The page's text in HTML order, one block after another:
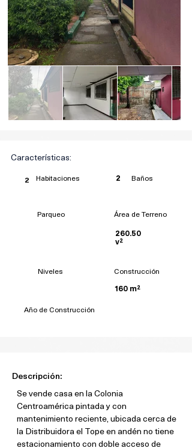
Características:
Habitaciones
2
Parqueo
Niveles
Baños
2
Área de Terreno
260.50
v²
Construcción
160 m²
Año de Construcción
Descripción:
Se vende casa en la Colonia
Centroamérica pintada y con
mantenimiento reciente, ubicada cerca de
la Distribuidora el Tope en andén no tiene
estacionamiento con doble acceso de